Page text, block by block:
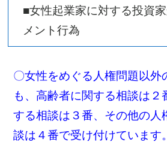
■女性起業家に対する投資
メント行為
〇女性をめぐる人権問題以外
も、高齢者に関する相談は２
する相談は３番、その他の人
談は４番で受け付けています。